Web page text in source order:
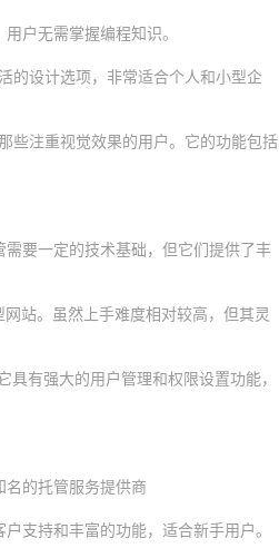
户无需掌握编程知识。
的设计选项，非常适合个人和小型企
些注重视觉效果的用户。它的功能包括
要一定的技术基础，但它们提供了丰
站。虽然上手难度相对较高，但其灵
有强大的用户管理和权限设置功能，
的托管服务提供商
支持和丰富的功能，适合新手用户。